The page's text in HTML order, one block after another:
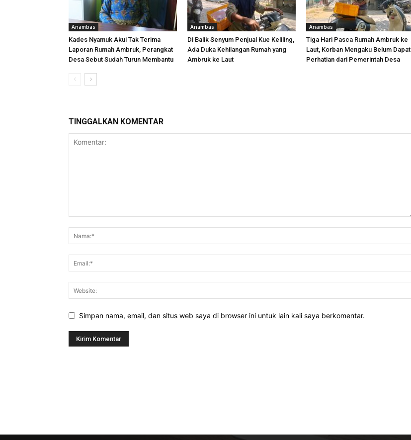
Anambas
Kades Nyamuk Akui Tak Terima
Laporan Rumah Ambruk, Perangkat
Desa Sebut Sudah Turun Membantu
Anambas
Di Balik Senyum Penjual Kue Keliling,
Ada Duka Kehilangan Rumah yang
Ambruk ke Laut
Anambas
Tiga Hari Pasca Rumah Ambruk ke
Laut, Korban Mengaku Belum Dapat
Perhatian dari Pemerintah Desa
TINGGALKAN KOMENTAR
Simpan nama, email, dan situs web saya di browser ini untuk lain kali saya berkomentar.